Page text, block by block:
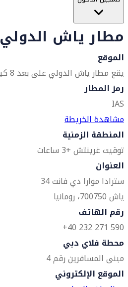
مطار ياش الدولي
الموقع
يقع مطار ياش الدولي على بعد 8 كيلومترات شرق وسط المدينة.
رمز المطار
IAS
مشاهدة الخريطة
المنطقة الزمنية
توقيت غرينتش +3 ساعات
العنوان
سترادا موارا دي فانت 34
ياش 700750، رومانيا
رقم الهاتف
590 271 232 40+
محطة فلاي دبي
مبنى المسافرين رقم 4
الموقع الإلكتروني